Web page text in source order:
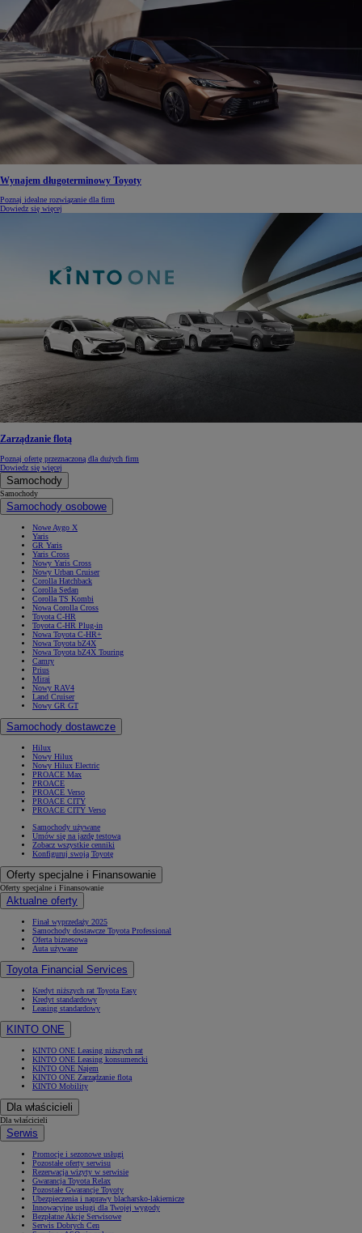
Wynajem długoterminowy Toyoty
Poznaj idealne rozwiązanie dla firm
Dowiedz się więcej
Zarządzanie flotą
Poznaj ofertę przeznaczoną dla dużych firm
Dowiedz się więcej
Samochody
Samochody
Samochody osobowe
Nowe Aygo X
Yaris
GR Yaris
Yaris Cross
Nowy Yaris Cross
Nowy Urban Cruiser
Corolla Hatchback
Corolla Sedan
Corolla TS Kombi
Nowa Corolla Cross
Toyota C-HR
Toyota C-HR Plug-in
Nowa Toyota C-HR+
Nowa Toyota bZ4X
Nowa Toyota bZ4X Touring
Camry
Prius
Mirai
Nowy RAV4
Land Cruiser
Nowy GR GT
Samochody dostawcze
Hilux
Nowy Hilux
Nowy Hilux Electric
PROACE Max
PROACE
PROACE Verso
PROACE CITY
PROACE CITY Verso
Samochody używane
Umów się na jazdę testową
Zobacz wszystkie cenniki
Konfiguruj swoją Toyotę
Oferty specjalne i Finansowanie
Oferty specjalne i Finansowanie
Aktualne oferty
Finał wyprzedaży 2025
Samochody dostawcze Toyota Professional
Oferta biznesowa
Auta używane
Toyota Financial Services
Kredyt niższych rat Toyota Easy
Kredyt standardowy
Leasing standardowy
KINTO ONE
KINTO ONE Leasing niższych rat
KINTO ONE Leasing konsumencki
KINTO ONE Najem
KINTO ONE Zarządzanie flotą
KINTO Mobility
Dla właścicieli
Dla właścicieli
Serwis
Promocje i sezonowe usługi
Pozostałe oferty serwisu
Rezerwacja wizyty w serwisie
Gwarancja Toyota Relax
Pozostałe Gwarancje Toyoty
Ubezpieczenia i naprawy blacharsko-lakiernicze
Innowacyjne usługi dla Twojej wygody
Bezpłatne Akcje Serwisowe
Serwis Dobrych Cen